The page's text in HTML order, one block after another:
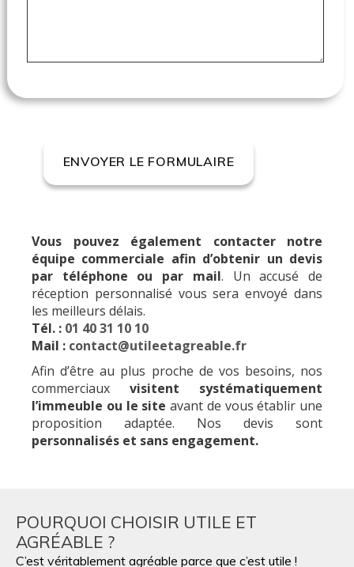
Vous pouvez également contacter notre
équipe commerciale afin d’obtenir un devis
par téléphone ou par mail. Un accusé de
réception personnalisé vous sera envoyé dans
les meilleurs délais.
Tél. : 01 40 31 10 10
Mail : contact@utileetagreable.fr
Afin d’être au plus proche de vos besoins, nos
commerciaux visitent systématiquement
l’immeuble ou le site avant de vous établir une
proposition adaptée. Nos devis sont
personnalisés et sans engagement.
POURQUOI CHOISIR UTILE ET
AGRÉABLE ?
C’est véritablement agréable parce que c’est utile !